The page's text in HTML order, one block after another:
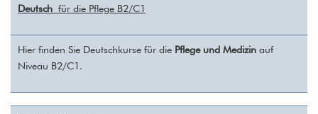
Deutsch für die Pflege B2/C1
Hier finden Sie Deutschkurse für die Pflege und Medizin auf
Niveau B2/C1.